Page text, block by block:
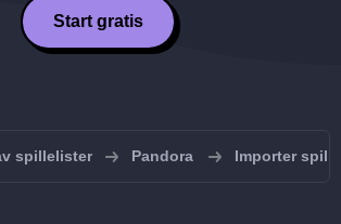
Start gratis
spillelister Pandora Importer